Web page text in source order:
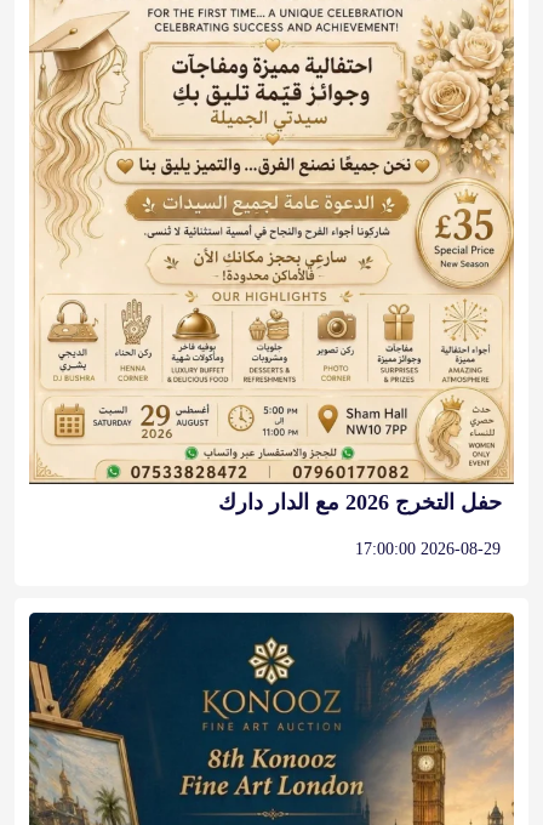
حفل التخرج 2026 مع الدار دارك
2026-08-29 17:00:00